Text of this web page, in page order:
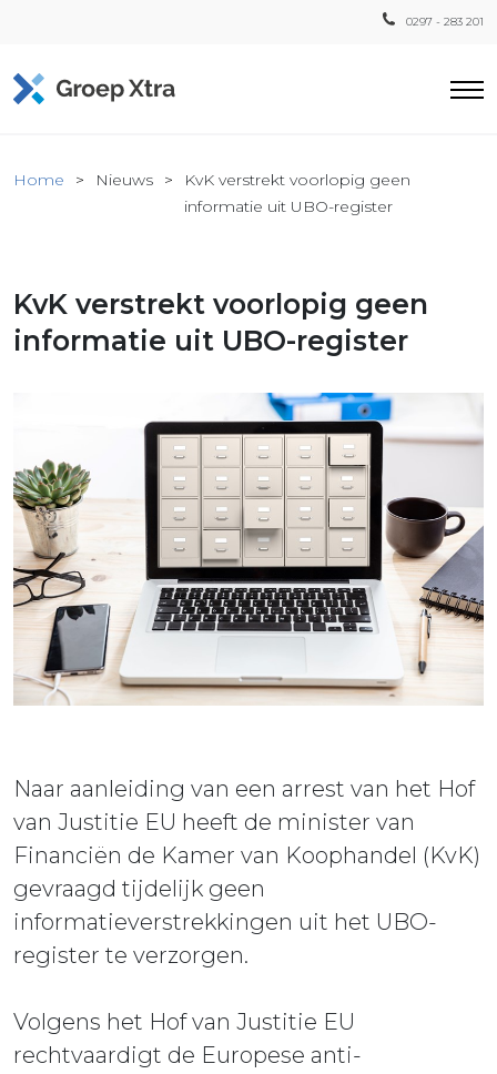
0297 - 283 201
Home Nieuws
KvK verstrekt voorlopig geen
informatie uit UBO-register
KvK verstrekt voorlopig geen
informatie uit UBO-register
Naar aanleiding van een arrest van het Hof
van Justitie EU heeft de minister van
Financiën de Kamer van Koophandel (KvK)
gevraagd tijdelijk geen
informatieverstrekkingen uit het UBO-
register te verzorgen.
Volgens het Hof van Justitie EU
rechtvaardigt de Europese anti-